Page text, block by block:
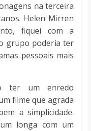
na terceira
Helen Mirren
fiquei com a
grupo poderia ter
pessoais mais
ter um enredo
filme que agrada
a simplicidade.
longa com um